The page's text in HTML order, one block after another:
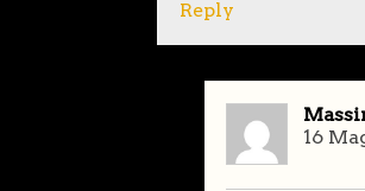
Reply
16